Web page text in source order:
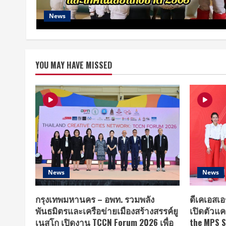
News
YOU MAY HAVE MISSED
News
กรุงเทพมหานคร – อพท. รวมพลัง
พันธมิตรและเครือข่ายเมืองสร้างสรรค์ยู
เนสโก เปิดงาน TCCN Forum 2026 เพื่อ
News
ดีเคเอส
เปิดตัวแ
the MPS